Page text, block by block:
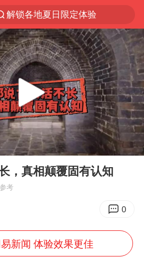
解锁各地夏日限定体验
河南潜逃10日重大刑案嫌疑人落网
马克·艾伦退出斯诺克中国公开赛
金饰克价一夜涨回1300元
新疆景区自驾服务费改为按车收费
永和豆浆创始人林炳生去世
视频丨中国东方电气集团原党组副书记、董事宋致远被查
白海豚将正面袭击贯穿浙江
浙江台州《告全体市民书》
酒店回应车内过夜被收150元
05:15
，真相颠覆固有认知
考
0
新闻 体验效果更佳